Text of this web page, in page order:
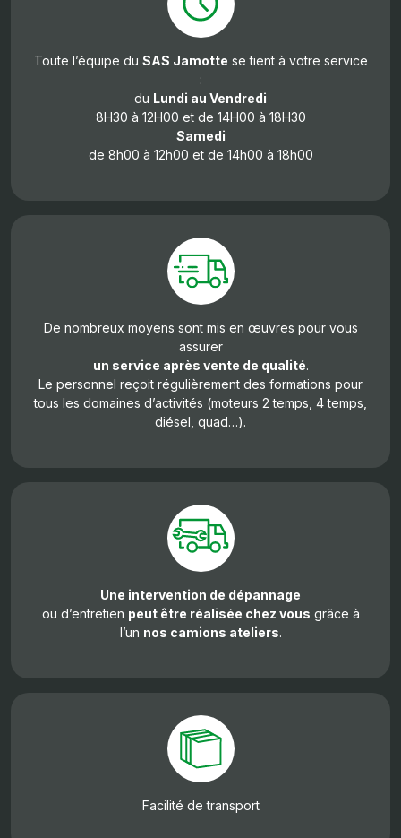
Toute l’équipe du SAS Jamotte se tient à votre service
:
du Lundi au Vendredi
8H30 à 12H00 et de 14H00 à 18H30
Samedi
de 8h00 à 12h00 et de 14h00 à 18h00
De nombreux moyens sont mis en œuvres pour vous
assurer
un service après vente de qualité.
Le personnel reçoit régulièrement des formations pour
tous les domaines d’activités (moteurs 2 temps, 4 temps,
diésel, quad…).
Une intervention de dépannage
ou d’entretien peut être réalisée chez vous grâce à
l’un nos camions ateliers.
Facilité de transport